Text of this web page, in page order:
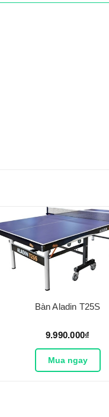
Bàn Aladin T25S
9.990.000₫
Mua ngay